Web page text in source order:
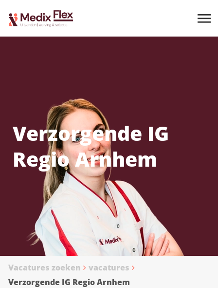
Verzorgende IG
Regio Arnhem
Vacatures zoeken
vacatures
Verzorgende IG Regio Arnhem